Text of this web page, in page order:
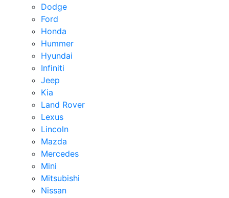
Dodge
Ford
Honda
Hummer
Hyundai
Infiniti
Jeep
Kia
Land Rover
Lexus
Lincoln
Mazda
Mercedes
Mini
Mitsubishi
Nissan